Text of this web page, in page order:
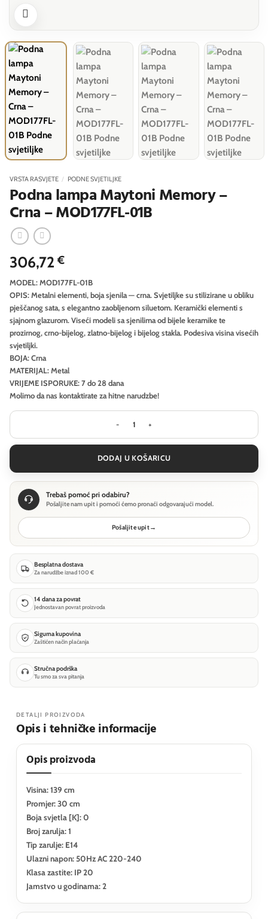
VRSTA RASVJETE / PODNE SVJETILJKE
Podna lampa Maytoni Memory –
Crna – MOD177FL-01B
306,72€
MODEL: MOD177FL-01B
OPIS: Metalni elementi, boja sjenila — crna. Svjetiljke su stilizirane u obliku
pješčanog sata, s elegantno zaobljenom siluetom. Keramički elementi s
sjajnom glazurom. Viseći modeli sa sjenilima od bijele keramike te
prozirnog, crno-bijelog, zlatno-bijelog i bijelog stakla. Podesiva visina visećih
svjetiljki.
BOJA: Crna
MATERIJAL: Metal
VRIJEME ISPORUKE: 7 do 28 dana
Molimo da nas kontaktirate za hitne narudzbe!
Podna lampa Maytoni Memory -
DODAJ U KOŠARICU
Trebaš pomoć pri odabiru?
Pošaljite nam upit i pomoći ćemo pronaći odgovarajući model.
Pošaljite upit→
Besplatna dostava
Za narudžbe iznad 100 €
14 dana za povrat
Jednostavan povrat proizvoda
Sigurna kupovina
Zaštićen način plaćanja
Stručna podrška
Tu smo za sva pitanja
DETALJI PROIZVODA
Opis i tehničke informacije
Opis proizvoda
Visina: 139 cm
Promjer: 30 cm
Boja svjetla [K]: 0
Broj zarulja: 1
Tip zarulje: E14
Ulazni napon: 50Hz AC 220-240
Klasa zastite: IP 20
Jamstvo u godinama: 2